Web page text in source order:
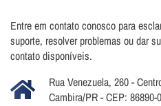
Entre em contato conosco para
suporte, resolver problemas ou dar
contato disponíveis.
Rua Venezuela, 260 -
Cambira/PR - CEP: 86890-